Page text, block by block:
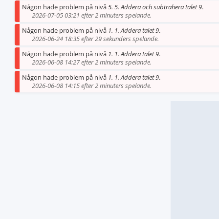
Någon hade problem på nivå5. 5. Addera och subtrahera talet 9.
2026-07-05 03:21 efter 2 minuters spelande.
Någon hade problem på nivå 1. 1. Addera talet 9.
2026-06-24 18:35 efter 29 sekunders spelande.
Någon hade problem på nivå 1. 1. Addera talet 9.
2026-06-08 14:27 efter 2 minuters spelande.
Någon hade problem på nivå 1. 1. Addera talet 9.
2026-06-08 14:15 efter 2 minuters spelande.